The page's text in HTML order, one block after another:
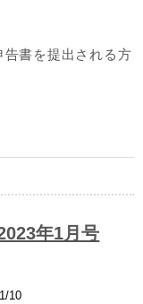
告書を提出される方
年1月号
10